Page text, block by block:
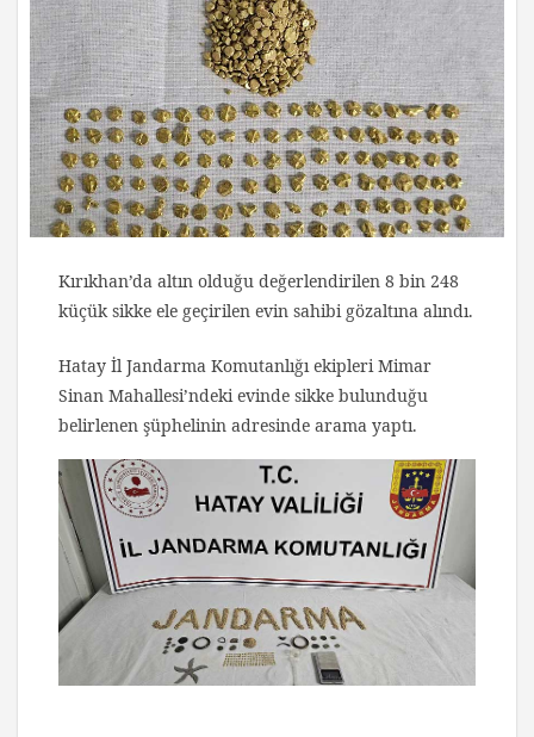
Kırıkhan’da altın olduğu değerlendirilen 8 bin 248
küçük sikke ele geçirilen evin sahibi gözaltına alındı.
Hatay İl Jandarma Komutanlığı ekipleri Mimar
Sinan Mahallesi’ndeki evinde sikke bulunduğu
belirlenen şüphelinin adresinde arama yaptı.